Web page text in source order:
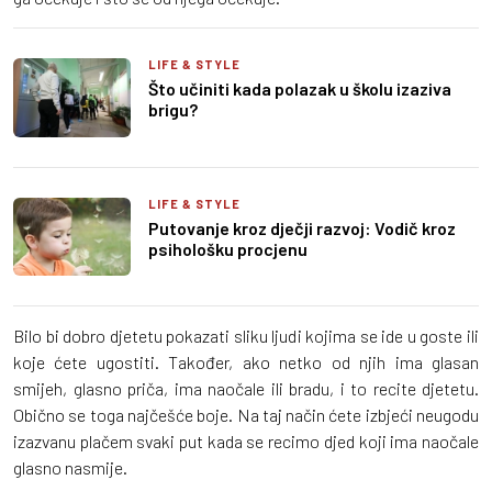
LIFE & STYLE
Što učiniti kada polazak u školu izaziva
brigu?
LIFE & STYLE
Putovanje kroz dječji razvoj: Vodič kroz
psihološku procjenu
Bilo bi dobro djetetu pokazati sliku ljudi kojima se ide u goste ili
koje ćete ugostiti. Također, ako netko od njih ima glasan
smijeh, glasno priča, ima naočale ili bradu, i to recite djetetu.
Obično se toga najčešće boje. Na taj način ćete izbjeći neugodu
izazvanu plačem svaki put kada se recimo djed koji ima naočale
glasno nasmije.